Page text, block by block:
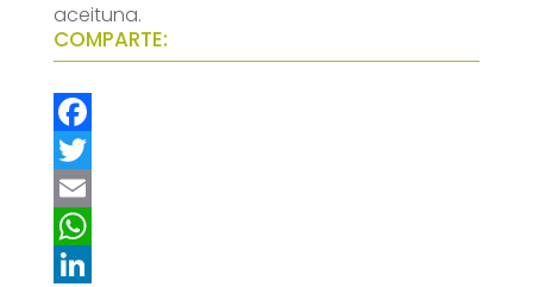
aceituna.
COMPARTE:
F
a
c
e
T
w
E
m
W